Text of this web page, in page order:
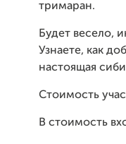
тримаран.
Будет весело,
Узнаете, как
настоящая
Стоимость
В стоимость